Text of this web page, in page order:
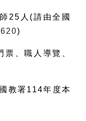
25人(請由全國
)
、職人導覽、
教署114年度本